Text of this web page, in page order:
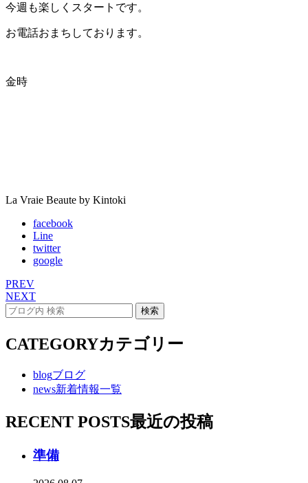
今週も楽しくスタートです。
お電話おまちしております。
金時
La Vraie Beaute by Kintoki
facebook
Line
twitter
google
PREV
NEXT
CATEGORYカテゴリー
blogブログ
news新着情報一覧
RECENT POSTS最近の投稿
準備